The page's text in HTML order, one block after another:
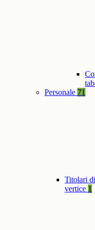
Personale 71
Titolari
vertice 1